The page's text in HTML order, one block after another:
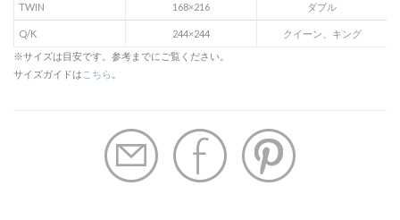
TWIN 168×216 ダブル
Q/K 244×244
クイーン、キング
※サイズは目安です。参考までにご覧ください。
サイズガイドは こちら